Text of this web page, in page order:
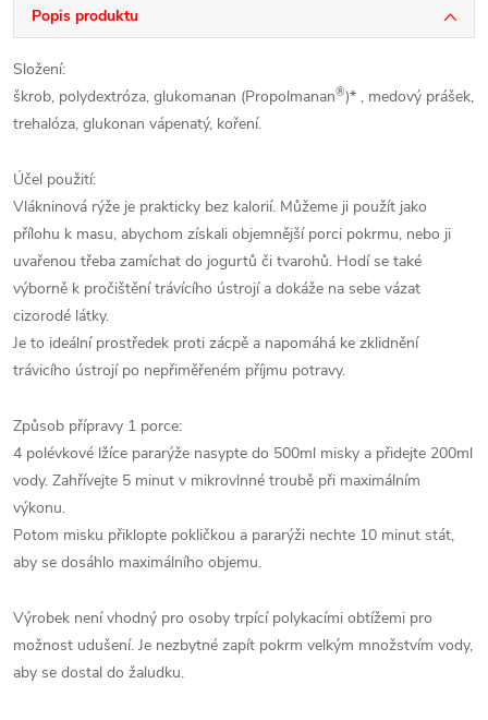
Popis produktu
Složení:
škrob, polydextróza, glukomanan (Propolmanan®)* , medový prášek,
trehalóza, glukonan vápenatý, koření.
Účel použití:
Vlákninová rýže je prakticky bez kalorií. Můžeme ji použít jako
přílohu k masu, abychom získali objemnější porci pokrmu, nebo ji
uvařenou třeba zamíchat do jogurtů či tvarohů. Hodí se také
výborně k pročištění trávícího ústrojí a dokáže na sebe vázat
cizorodé látky.
Je to ideální prostředek proti zácpě a napomáhá ke zklidnění
trávicího ústrojí po nepřiměřeném příjmu potravy.
Způsob přípravy 1 porce:
4 polévkové lžíce pararýže nasypte do 500ml misky a přidejte 200ml
vody. Zahřívejte 5 minut v mikrovlnné troubě při maximálním
výkonu.
Potom misku přiklopte pokličkou a pararýži nechte 10 minut stát,
aby se dosáhlo maximálního objemu.
Výrobek není vhodný pro osoby trpící polykacími obtížemi pro
možnost udušení. Je nezbytné zapít pokrm velkým množstvím vody,
aby se dostal do žaludku.